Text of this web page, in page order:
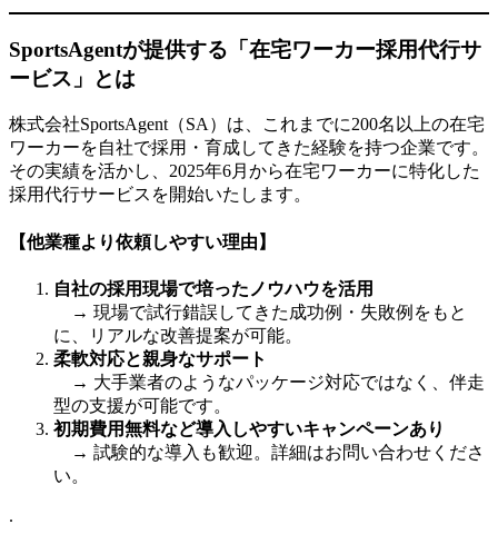
SportsAgentが提供する「在宅ワーカー採用代行サ
ービス」とは
株式会社SportsAgent（SA）は、これまでに200名以上の在宅
ワーカーを自社で採用・育成してきた経験を持つ企業です。
その実績を活かし、2025年6月から在宅ワーカーに特化した
採用代行サービスを開始いたします。
【他業種より依頼しやすい理由】
自社の採用現場で培ったノウハウを活用
→ 現場で試行錯誤してきた成功例・失敗例をもと
に、リアルな改善提案が可能。
柔軟対応と親身なサポート
→ 大手業者のようなパッケージ対応ではなく、伴走
型の支援が可能です。
初期費用無料など導入しやすいキャンペーンあり
→ 試験的な導入も歓迎。詳細はお問い合わせくださ
い。
.